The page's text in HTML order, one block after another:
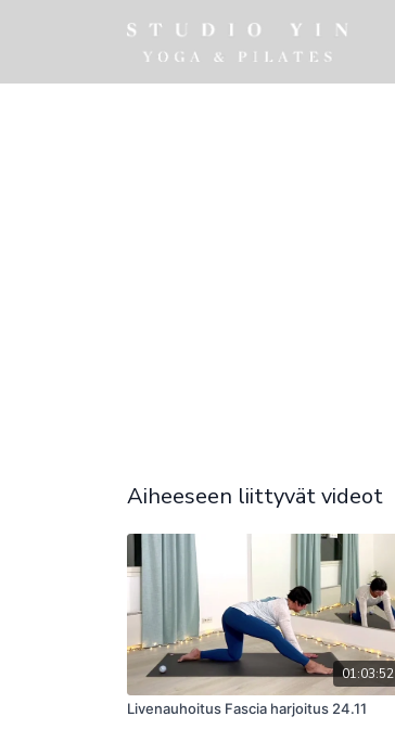
Aiheeseen liittyvät videot
01:03:52
Livenauhoitus Fascia harjoitus 24.11